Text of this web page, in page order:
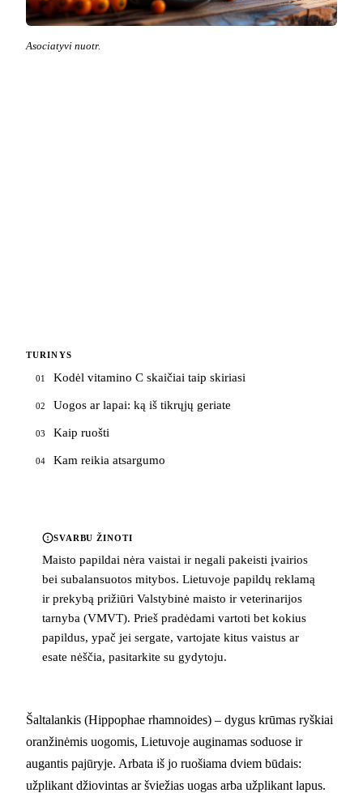
Asociatyvi nuotr.
TURINYS
01 Kodėl vitamino C skaičiai taip skiriasi
02 Uogos ar lapai: ką iš tikrųjų geriate
03 Kaip ruošti
04 Kam reikia atsargumo
SVARBU ŽINOTI
Maisto papildai nėra vaistai ir negali pakeisti įvairios
bei subalansuotos mitybos. Lietuvoje papildų reklamą
ir prekybą prižiūri Valstybinė maisto ir veterinarijos
tarnyba (VMVT). Prieš pradėdami vartoti bet kokius
papildus, ypač jei sergate, vartojate kitus vaistus ar
esate nėščia, pasitarkite su gydytoju.
Šaltalankis (Hippophae rhamnoides) – dygus krūmas ryškiai
oranžinėmis uogomis, Lietuvoje auginamas soduose ir
augantis pajūryje. Arbata iš jo ruošiama dviem būdais:
užplikant džiovintas ar šviežias uogas arba užplikant lapus.